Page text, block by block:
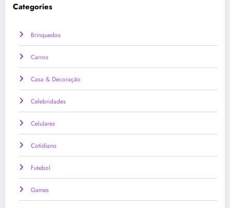
Categories
Brinquedos
Carros
Casa & Decoração
Celebridades
Celulares
Cotidiano
Futebol
Games